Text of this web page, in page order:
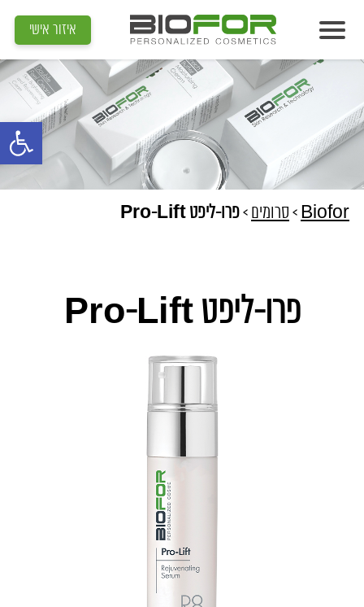
פתח סרגל
אודות
מוצרים
תוצאות
מדיה
מאמרים
איתור קוסמטיקאית
איזור אישי
Biofor
> סרומים >פרו-ליפט Pro-Lift
פרו-ליפט Pro-Lift